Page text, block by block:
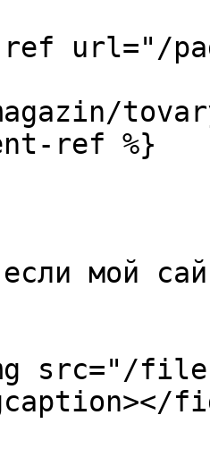
url="/
ref %}
мой
src="/files/